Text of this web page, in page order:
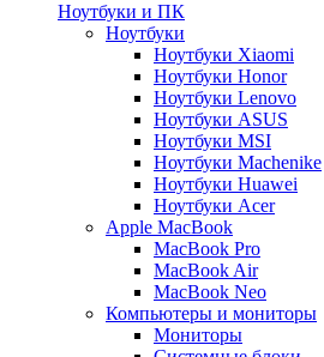
Ноутбуки и ПК
Ноутбуки
Ноутбуки Xiaomi
Ноутбуки Honor
Ноутбуки Lenovo
Ноутбуки ASUS
Ноутбуки MSI
Ноутбуки Machenike
Ноутбуки Huawei
Ноутбуки Acer
Apple MacBook
MacBook Pro
MacBook Air
MacBook Neo
Компьютеры и мониторы
Мониторы